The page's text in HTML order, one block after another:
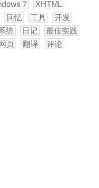
7
XHTML
回忆 工具
开发
统 日记
最佳实践
页 翻译
评论